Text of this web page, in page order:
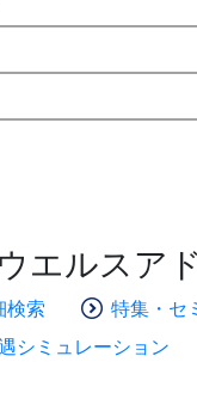
エルスア
検索 特集・セ
シミュレーション